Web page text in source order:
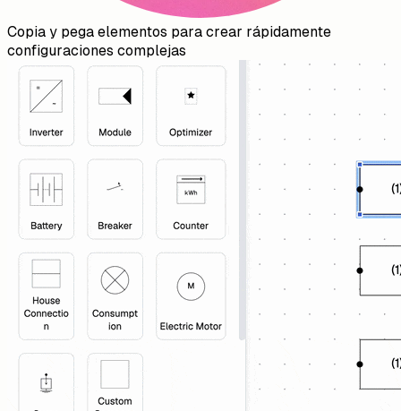
Copia y pega elementos para crear rápidamente
configuraciones complejas